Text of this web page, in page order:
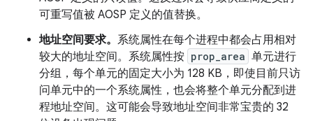
可重写值被 AOSP 定义的值替换。
地址空间要求。 系统属性在每个进程中都会占用相对
较大的地址空间。系统属性按 prop_area 单元进行
分组，每个单元的固定大小为 128 KB，即使目前只访
问单元中的一个系统属性，也会将整个单元分配到进
程地址空间。这可能会导致地址空间非常宝贵的 32